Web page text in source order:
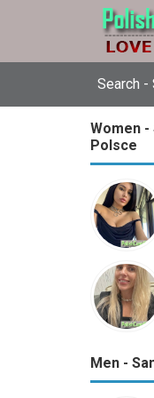
Search -
Women
Polsce
Men -